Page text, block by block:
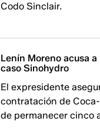
Codo Sinclair.
Lenín Moreno acusa a
caso Sinohydro
El expresidente
contratación de
de permanecer cinco